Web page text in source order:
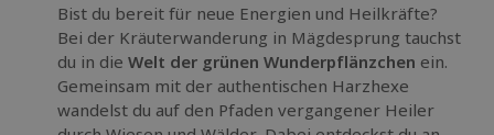
Bist du bereit für neue Energien und Heilkräfte?
Bei der Kräuterwanderung in Mägdesprung tauchst
du in die Welt der grünen Wunderpflänzchen ein.
Gemeinsam mit der authentischen Harzhexe
wandelst du auf den Pfaden vergangener Heiler